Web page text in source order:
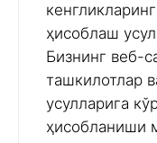
ҳисоблаш
Бизнинг веб-
ташкилотлар
усулларига
ҳисобланиши